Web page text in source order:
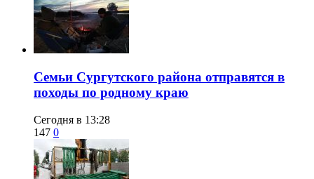
​Семьи Сургутского района отправятся в
походы по родному краю
Сегодня в 13:28
147 0